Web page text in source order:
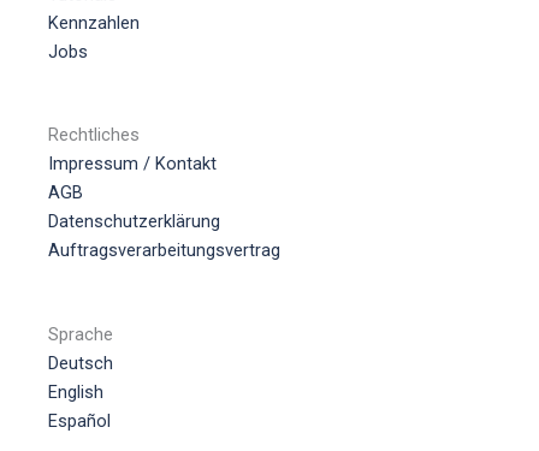
Kennzahlen
Jobs
Rechtliches
Impressum / Kontakt
AGB
Datenschutzerklärung
Auftragsverarbeitungsvertrag
Sprache
Deutsch
English
Español